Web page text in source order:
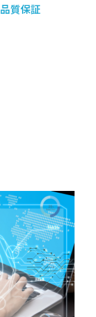
品質保証